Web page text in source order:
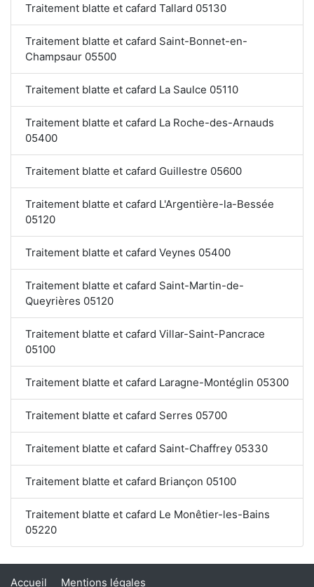
Traitement blatte et cafard Tallard 05130
Traitement blatte et cafard Saint-Bonnet-en-
Champsaur 05500
Traitement blatte et cafard La Saulce 05110
Traitement blatte et cafard La Roche-des-Arnauds
05400
Traitement blatte et cafard Guillestre 05600
Traitement blatte et cafard L'Argentière-la-Bessée
05120
Traitement blatte et cafard Veynes 05400
Traitement blatte et cafard Saint-Martin-de-
Queyrières 05120
Traitement blatte et cafard Villar-Saint-Pancrace
05100
Traitement blatte et cafard Laragne-Montéglin 05300
Traitement blatte et cafard Serres 05700
Traitement blatte et cafard Saint-Chaffrey 05330
Traitement blatte et cafard Briançon 05100
Traitement blatte et cafard Le Monêtier-les-Bains
05220
Accueil Mentions légales